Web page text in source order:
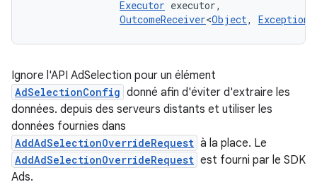
Executor executor,
OutcomeReceiver<Object, Exception
Ignore l'API AdSelection pour un élément
AdSelectionConfig donné afin d'éviter d'extraire les
données. depuis des serveurs distants et utiliser les
données fournies dans
AddAdSelectionOverrideRequest à la place. Le
AddAdSelectionOverrideRequest est fourni par le SDK
Ads.